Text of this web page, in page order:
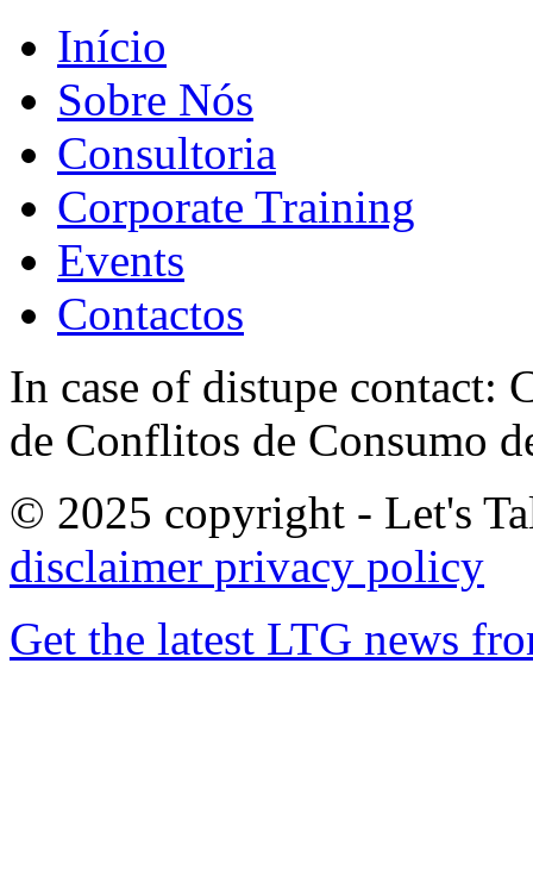
Início
Sobre Nós
Consultoria
Corporate Training
Events
Contactos
In case of distupe contact:
de Conflitos de Consumo
© 2025 copyright - Let's
disclaimer privacy policy
Get the latest LTG news